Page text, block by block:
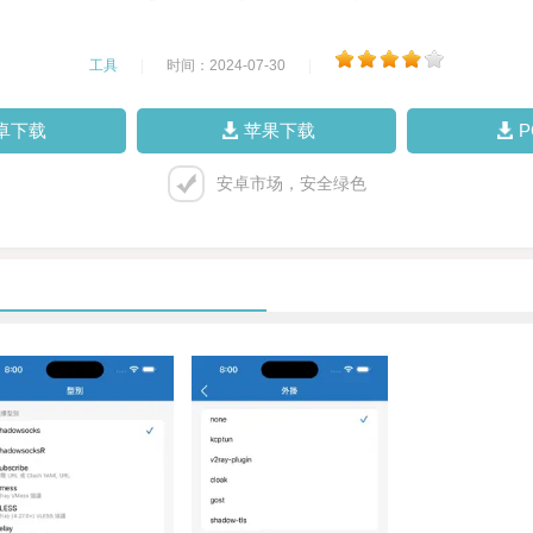
工具 时间：2024-07-30
下载 苹果下载
安卓市场，安全绿色